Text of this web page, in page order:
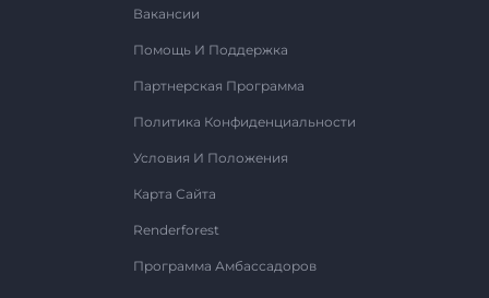
Вакансии
Помощь И Поддержка
Партнерская Программа
Политика Конфиденциальности
Условия И Положения
Карта Сайта
Renderforest
Программа Амбассадоров